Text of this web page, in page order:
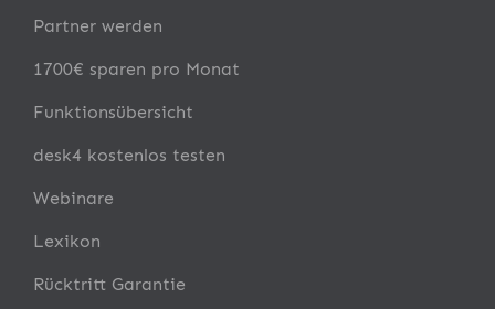
Partner werden
1700€ sparen pro Monat
Funktionsübersicht
desk4 kostenlos testen
Webinare
Lexikon
Rücktritt Garantie